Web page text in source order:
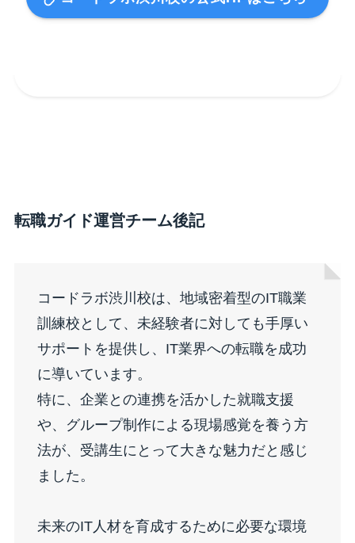
転職ガイド運営チーム後記
コードラボ渋川校は、地域密着型のIT職業
訓練校として、未経験者に対しても手厚い
サポートを提供し、IT業界への転職を成功
に導いています。
特に、企業との連携を活かした就職支援
や、グループ制作による現場感覚を養う方
法が、受講生にとって大きな魅力だと感じ
ました。
未来のIT人材を育成するために必要な環境